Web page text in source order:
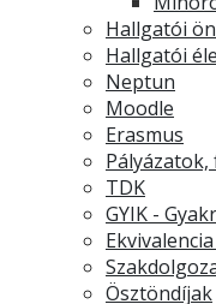
Hallgatói
Hallgatói
Neptun
Moodle
Erasmus
TDK
GYIK -
Ösztöndíjak